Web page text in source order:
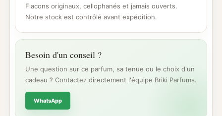
Flacons originaux, cellophanés et jamais ouverts.
Notre stock est contrôlé avant expédition.
Besoin d'un conseil ?
Une question sur ce parfum, sa tenue ou le choix d'un
cadeau ? Contactez directement l'équipe Briki Parfums.
WhatsApp